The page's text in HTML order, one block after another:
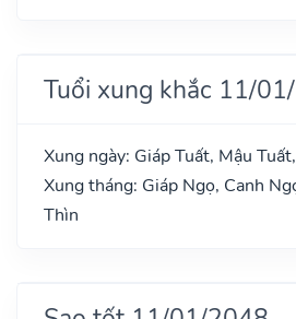
Tuổi xung khắc 11/
Xung ngày: Giáp Tuất, Mậu
Xung tháng: Giáp Ngọ, Canh
Thìn